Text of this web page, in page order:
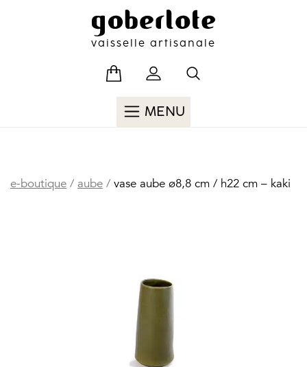
vaisselle artisanale
MENU
e-boutique / aube / vase aube ø8,8 cm / h22 cm – kaki